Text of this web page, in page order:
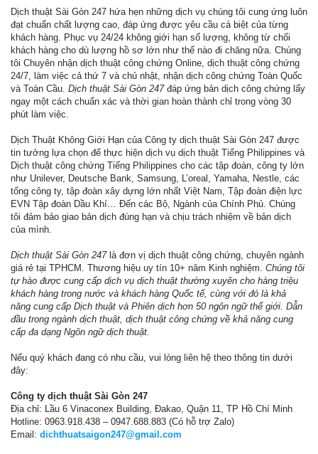
Dịch thuật Sài Gòn 247 hứa hẹn những dịch vụ chúng tôi cung ứng luôn
đạt chuẩn chất lượng cao, đáp ứng được yêu cầu cá biệt của từng
khách hàng. Phục vụ 24/24 không giới hạn số lượng, không từ chối
khách hàng cho dù lượng hồ sơ lớn như thế nào đi chăng nữa. Chúng
tôi Chuyên nhận dịch thuật công chứng Online, dịch thuật công chứng
24/7, làm việc cả thứ 7 và chủ nhật, nhận dịch công chứng Toàn Quốc
và Toàn Cầu. Dịch thuật Sài Gòn 247đáp ứng bản dịch công chứng lấy
ngay một cách chuẩn xác và thời gian hoàn thành chỉ trong vòng 30
phút làm việc.
Dịch Thuật Không Giới Hạn của Công ty dịch thuật Sài Gòn 247 được
tin tưởng lựa chọn để thực hiện dịch vụ dịch thuật Tiếng Philippines và
Dịch thuật công chứng Tiếng Philippines cho các tập đoàn, công ty lớn
như Unilever, Deutsche Bank, Samsung, L’oreal, Yamaha, Nestle, các
tổng công ty, tập đoàn xây dựng lớn nhất Việt Nam, Tập đoàn điện lực
EVN Tập đoàn Dầu Khí… Đến các Bộ, Ngành của Chính Phủ. Chúng
tôi đảm bảo giao bản dịch đúng hạn và chịu trách nhiệm về bản dịch
của mình.
Dịch thuật Sài Gòn 247là đơn vị dịch thuật công chứng, chuyên ngành
giá rẻ tại TPHCM. Thương hiệu uy tín 10+ năm Kinh nghiệm. Chúng tôi
tự hào được cung cấp dịch vụ dịch thuật thường xuyên cho hàng triệu
khách hàng trong nước và khách hàng Quốc tế, cùng với đó là khả
năng cung cấp Dịch thuật và Phiên dịch hơn 50 ngôn ngữ thế giới. Dẫn
đầu trong ngành dịch thuật, dịch thuật công chứng về khả năng cung
cấp đa dạng Ngôn ngữ dịch thuật.
Nếu quý khách đang có nhu cầu, vui lòng liên hệ theo thông tin dưới
đây:
Công ty dịch thuật Sài Gòn 247
Địa chỉ: Lầu 6 Vinaconex Building, Đakao, Quận 11, TP Hồ Chí Minh
Hotline: 0963.918.438 – 0947.688.883 (Có hỗ trợ Zalo)
Email: dichthuatsaigon247@gmail.com